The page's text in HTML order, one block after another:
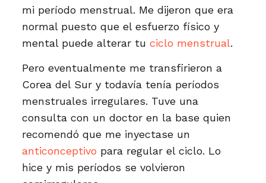
mi período menstrual. Me dijeron que era
normal puesto que el esfuerzo físico y
mental puede alterar tu ciclo menstrual.
Pero eventualmente me transfirieron a
Corea del Sur y todavía tenía períodos
menstruales irregulares. Tuve una
consulta con un doctor en la base quien
recomendó que me inyectase un
anticonceptivo para regular el ciclo. Lo
hice y mis períodos se volvieron